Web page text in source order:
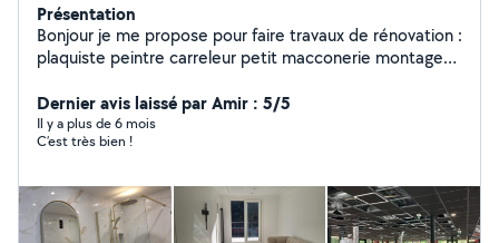
Présentation
Bonjour je me propose pour faire travaux de rénovation :
plaquiste peintre carreleur petit macconerie montage
contacté moi se vous avez besoin merci
Dernier avis laissé par Amir : 5/5
Il y a plus de 6 mois
C’est très bien !